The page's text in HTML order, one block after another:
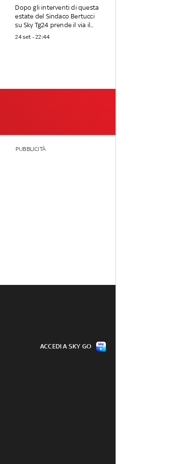
Dopo gli interventi di questa
estate del Sindaco Bertucci
su Sky Tg24 prende il via il...
24 set - 22:44
PUBBLICITÀ
ACCEDI A SKY GO